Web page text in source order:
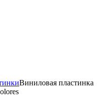
Виниловая пластинка